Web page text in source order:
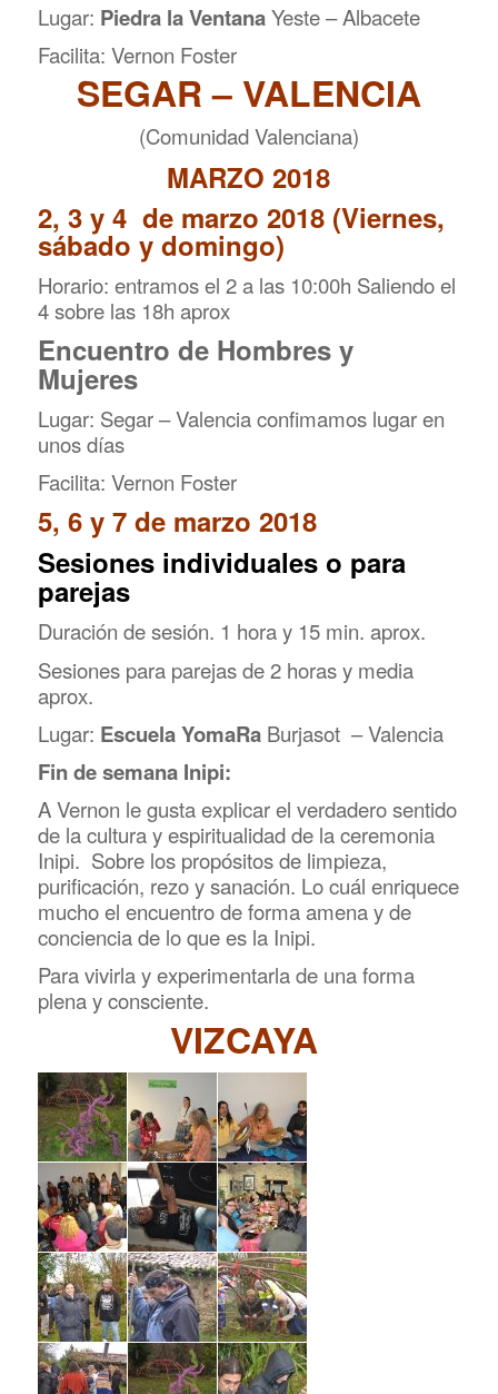
Lugar: Piedra la VentanaYeste – Albacete
Facilita: Vernon Foster
SEGAR – VALENCIA
(Comunidad Valenciana)
MARZO 2018
2, 3 y 4 de marzo 2018 (Viernes,
sábado y domingo)
Horario: entramos el 2 a las 10:00h Saliendo el
4 sobre las 18h aprox
Encuentro de Hombres y
Mujeres
Lugar: Segar – Valencia confimamos lugar en
unos días
Facilita: Vernon Foster
5, 6 y 7 de marzo 2018
Sesiones individuales o para
parejas
Duración de sesión. 1 hora y 15 min. aprox.
Sesiones para parejas de 2 horas y media
aprox.
Lugar: Escuela YomaRaBurjasot – Valencia
Fin de semana Inipi:
A Vernon le gusta explicar el verdadero sentido
de la cultura y espiritualidad de la ceremonia
Inipi. Sobre los propósitos de limpieza,
purificación, rezo y sanación. Lo cuál enriquece
mucho el encuentro de forma amena y de
conciencia de lo que es la Inipi.
Para vivirla y experimentarla de una forma
plena y consciente.
VIZCAYA